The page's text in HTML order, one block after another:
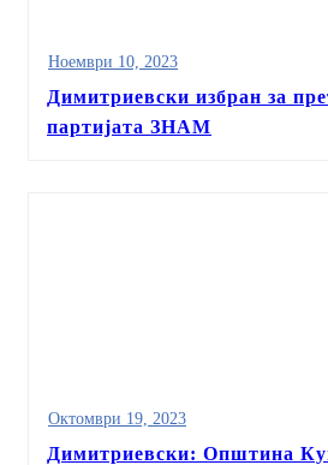
Ноември 10, 2023
Димитриевски избран за
партијата ЗНАМ
Октомври 19, 2023
Димитриевски: Општина